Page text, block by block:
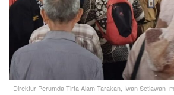
Direktur Perumda Tirta Alam Tarakan, Iwan Setiawan